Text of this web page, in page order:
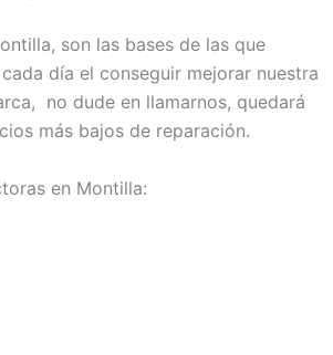
son las bases de las que
día el conseguir mejorar nuestra
no dude en llamarnos, quedará
más bajos de reparación.
en Montilla: